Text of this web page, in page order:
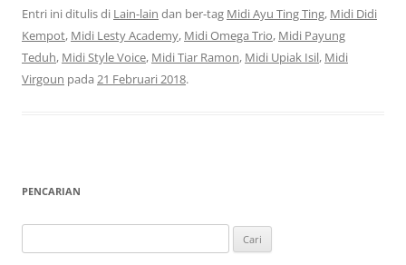
Entri ini ditulis di Lain-lain dan ber-tag Midi Ayu Ting Ting, Midi Didi
Kempot, Midi Lesty Academy, Midi Omega Trio, Midi Payung
Teduh, Midi Style Voice, Midi Tiar Ramon, Midi Upiak Isil, Midi
Virgoun pada 21 Februari 2018.
PENCARIAN
untuk: